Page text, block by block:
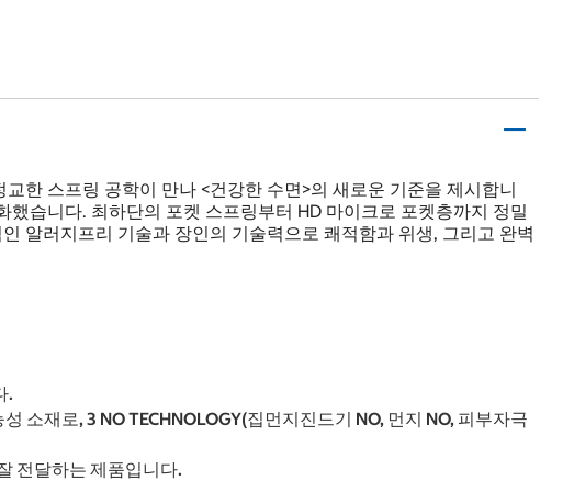
한 스프링 공학이 만나 <건강한 수면>의 새로운 기준을 제시합니
습니다. 최하단의 포켓 스프링부터 HD 마이크로 포켓층까지 정밀
알러지프리 기술과 장인의 기술력으로 쾌적함과 위생, 그리고 완벽
.
소재로, 3 NO TECHNOLOGY(집먼지진드기 NO, 먼지 NO, 피부자극
전달하는 제품입니다.